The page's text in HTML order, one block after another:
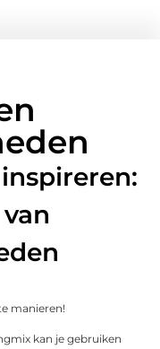
manieren!
kan je gebruiken